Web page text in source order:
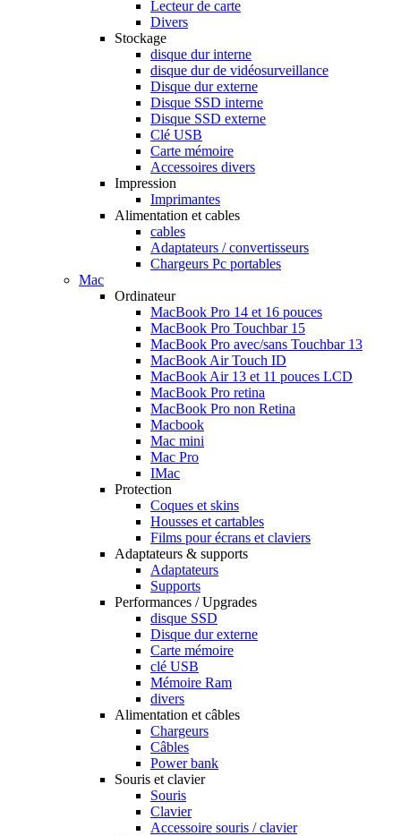
Lecteur de carte
Divers
Stockage
disque dur interne
disque dur de vidéosurveillance
Disque dur externe
Disque SSD interne
Disque SSD externe
Clé USB
Carte mémoire
Accessoires divers
Impression
Imprimantes
Alimentation et cables
cables
Adaptateurs / convertisseurs
Chargeurs Pc portables
Mac
Ordinateur
MacBook Pro 14 et 16 pouces
MacBook Pro Touchbar 15
MacBook Pro avec/sans Touchbar 13
MacBook Air Touch ID
MacBook Air 13 et 11 pouces LCD
MacBook Pro retina
MacBook Pro non Retina
Macbook
Mac mini
Mac Pro
IMac
Protection
Coques et skins
Housses et cartables
Films pour écrans et claviers
Adaptateurs & supports
Adaptateurs
Supports
Performances / Upgrades
disque SSD
Disque dur externe
Carte mémoire
clé USB
Mémoire Ram
divers
Alimentation et câbles
Chargeurs
Câbles
Power bank
Souris et clavier
Souris
Clavier
Accessoire souris / clavier